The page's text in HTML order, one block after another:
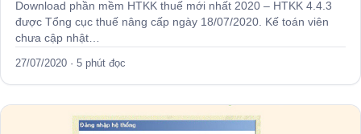
Download phần mềm HTKK thuế mới nhất 2020 – HTKK 4.4.3
được Tổng cục thuế nâng cấp ngày 18/07/2020. Kế toán viên
chưa cập nhật…
27/07/2020 · 5 phút đọc